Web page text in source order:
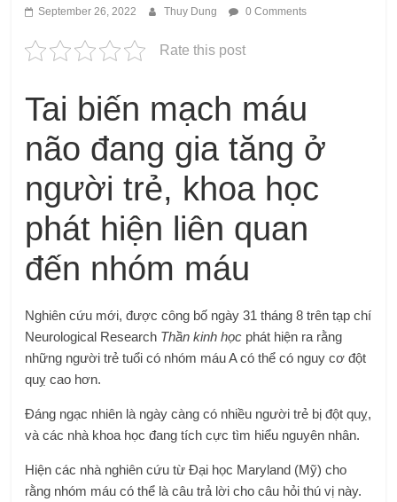
September 26, 2022 Thuy Dung 0 Comments
Rate this post
Tai biến mạch máu
não đang gia tăng ở
người trẻ, khoa học
phát hiện liên quan
đến nhóm máu
Nghiên cứu mới, được công bố ngày 31 tháng 8 trên tạp chí
Neurological Research Thần kinh học phát hiện ra rằng
những người trẻ tuổi có nhóm máu A có thể có nguy cơ đột
quỵ cao hơn.
Đáng ngạc nhiên là ngày càng có nhiều người trẻ bị đột quỵ,
và các nhà khoa học đang tích cực tìm hiểu nguyên nhân.
Hiện các nhà nghiên cứu từ Đại học Maryland (Mỹ) cho
rằng nhóm máu có thể là câu trả lời cho câu hỏi thú vị này.